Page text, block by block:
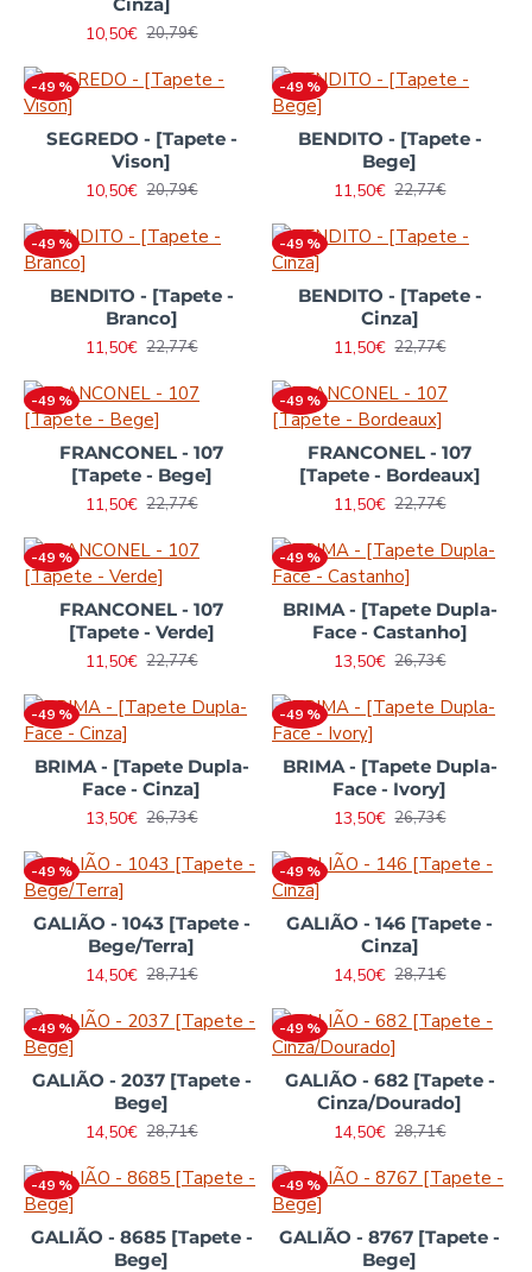
10,50€ 20,79€
-49 %
SEGREDO - [Tapete -
Vison]
10,50€ 20,79€
-49 %
BENDITO - [Tapete -
Bege]
11,50€ 22,77€
-49 %
BENDITO - [Tapete -
Branco]
11,50€ 22,77€
-49 %
BENDITO - [Tapete -
Cinza]
11,50€ 22,77€
-49 %
FRANCONEL - 107
[Tapete - Bege]
11,50€ 22,77€
-49 %
FRANCONEL - 107
[Tapete - Bordeaux]
11,50€ 22,77€
-49 %
FRANCONEL - 107
[Tapete - Verde]
11,50€ 22,77€
-49 %
BRIMA - [Tapete Dupla-
Face - Castanho]
13,50€ 26,73€
-49 %
BRIMA - [Tapete Dupla-
Face - Cinza]
13,50€ 26,73€
-49 %
BRIMA - [Tapete Dupla-
Face - Ivory]
13,50€ 26,73€
-49 %
GALIÃO - 1043 [Tapete -
Bege/Terra]
14,50€ 28,71€
-49 %
GALIÃO - 146 [Tapete -
Cinza]
14,50€ 28,71€
-49 %
GALIÃO - 2037 [Tapete -
Bege]
14,50€ 28,71€
-49 %
GALIÃO - 682 [Tapete -
Cinza/Dourado]
14,50€ 28,71€
-49 %
GALIÃO - 8685 [Tapete -
Bege]
-49 %
GALIÃO - 8767 [Tapete -
Bege]